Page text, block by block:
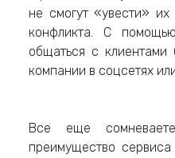
не смогут «увести» их
конфликта. С
общаться с клиентами
компании в соцсетях
Все еще
преимущество